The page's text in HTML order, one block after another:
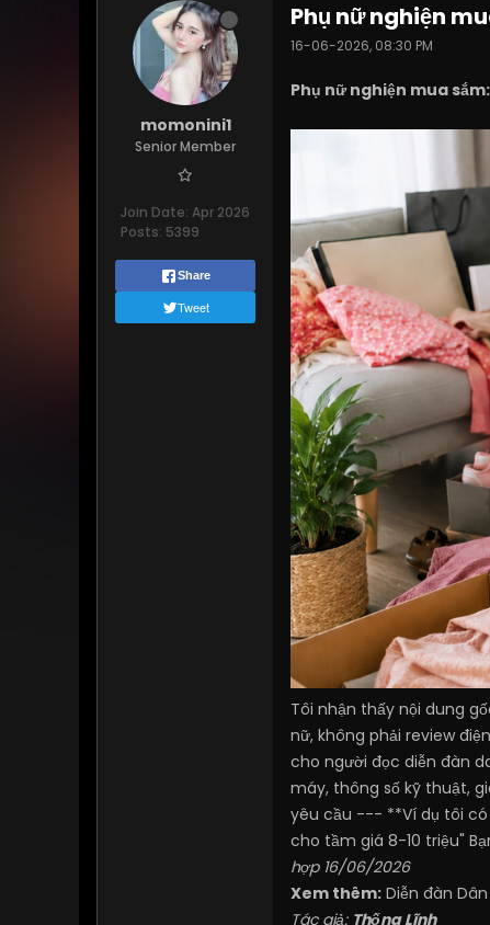
momonini1
Senior Member
Join Date: Apr 2026
Posts: 5399
Share
Tweet
Phụ nữ nghiện
16-06-2026, 08:30 PM
Phụ nữ nghiện mua
Tôi nhận thấy nội dung
nữ, không phải review
cho người đọc diễn đàn
máy, thông số kỹ thuật,
yêu cầu --- **Ví dụ tôi có
cho tầm giá 8-10 triệu"
hợp 16/06/2026
Xem thêm: Diễn đàn
Tác giả: Thống Lĩnh